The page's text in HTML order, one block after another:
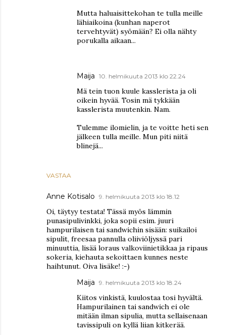
VASTAA
Mutta haluaisittekohan te tulla meille
lähiaikoina (kunhan naperot
tervehtyvät) syömään? Ei olla nähty
porukalla aikaan...
Maija 10. helmikuuta 2013 klo 22.24
Mä tein tuon kuule kasslerista ja oli
oikein hyvää. Tosin mä tykkään
kasslerista muutenkin. Nam.
Tulemme ilomielin, ja te voitte heti sen
jälkeen tulla meille. Mun piti niitä
blinejä...
Anne Kotisalo 9. helmikuuta 2013 klo 18.12
Oi, täytyy testata! Tässä myös lämmin
punasipulivinkki, joka sopii esim. juuri
hampurilaisen tai sandwichin sisään: suikailoi
sipulit, freesaa pannulla oliiviöljyssä pari
minuuttia, lisää loraus valkoviinietikkaa ja ripaus
sokeria, kiehauta sekoittaen kunnes neste
haihtunut. Oiva lisäke! :-)
Maija 9. helmikuuta 2013 klo 18.24
Kiitos vinkistä, kuulostaa tosi hyvältä.
Hampurilainen tai sandwich ei ole
mitään ilman sipulia, mutta sellaisenaan
tavissipuli on kyllä liian kitkerää.